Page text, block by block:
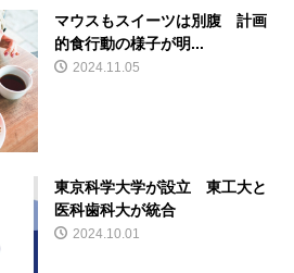
マウスもスイーツは別腹 計画
的食行動の様子が明...
2024.11.05
東京科学大学が設立 東工大と
医科歯科大が統合
2024.10.01